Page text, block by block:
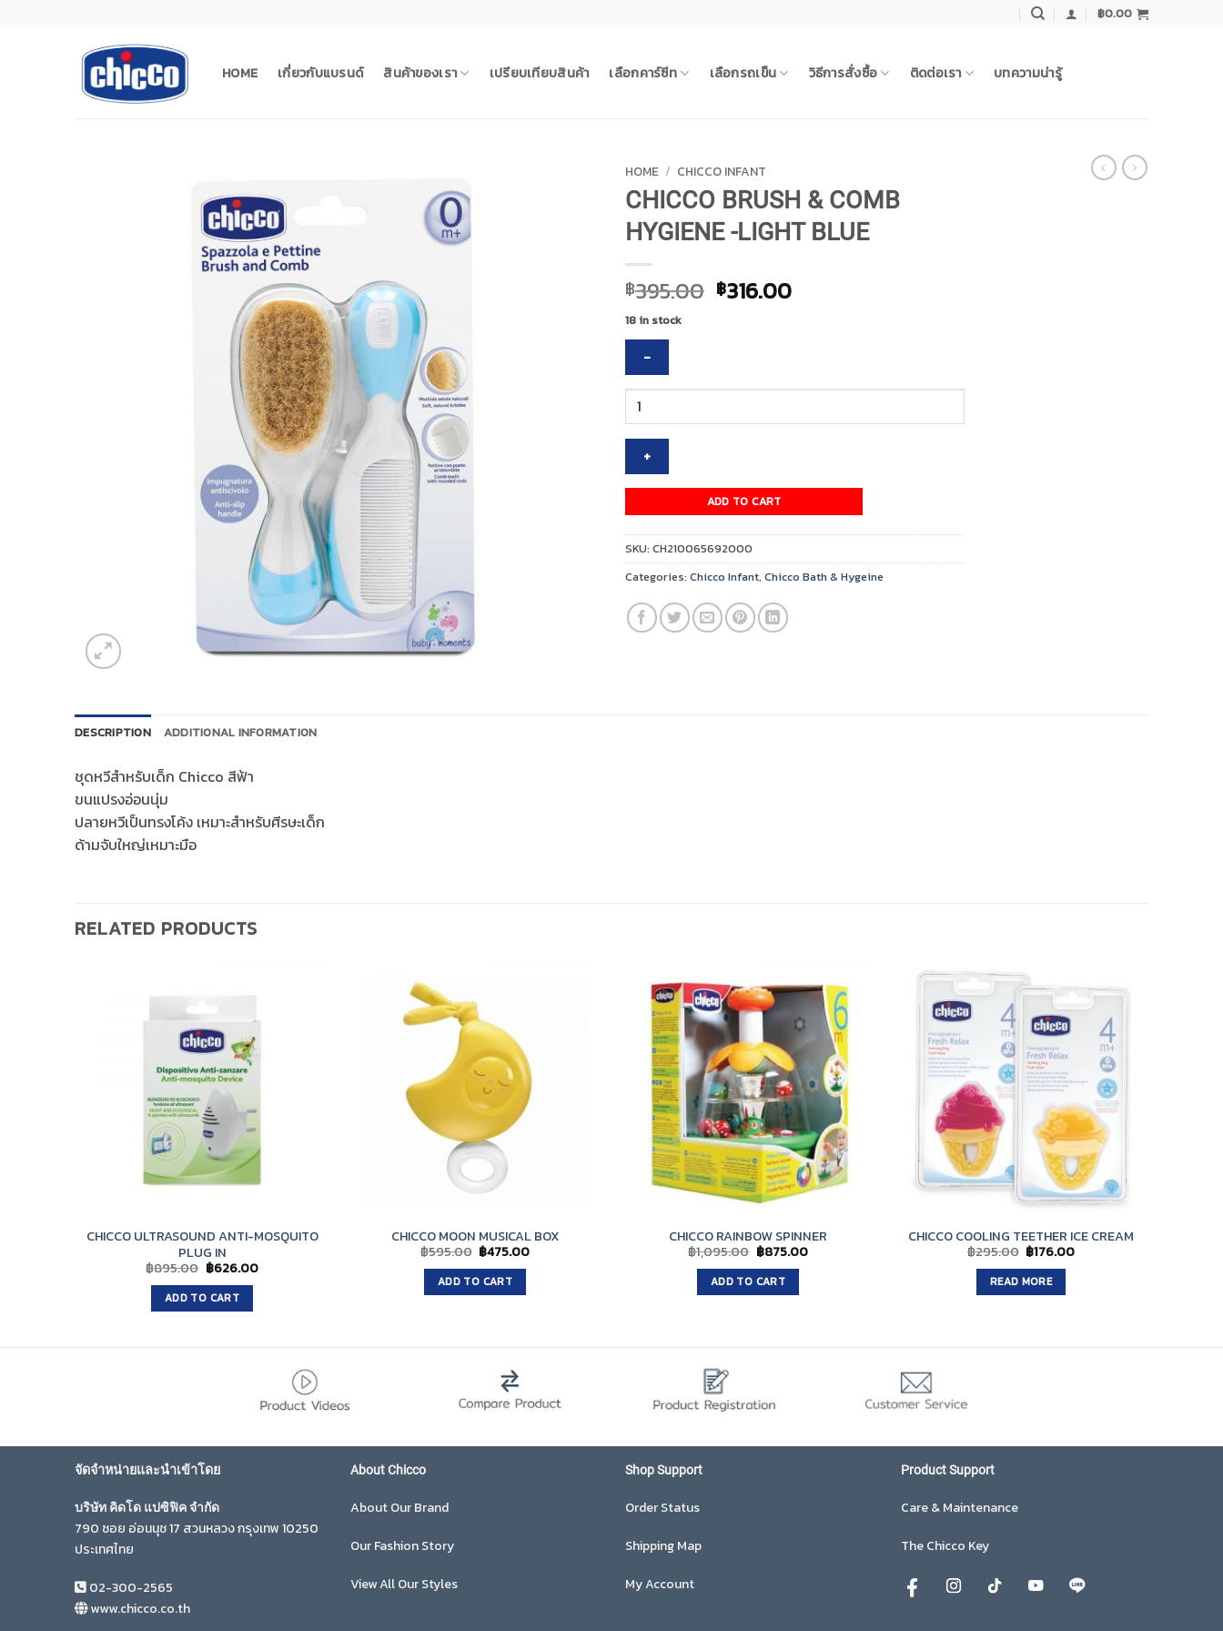
฿0.00
HOME เกี่ยวกับแบรนด์ สินค้าของเรา เปรียบเทียบสินค้า เลือกคาร์ซีท เลือกรถเข็น วิธีการสั่งซื้อ ติดต่อเรา บทความน่ารู้
HOME / CHICCO INFANT
CHICCO BRUSH & COMB
HYGIENE -LIGHT BLUE
฿395.00 Original
฿316.00Current
18 in stock
CHICCO
BRUSH
&
COMB
BLUE
quantity
ADD TO CART
SKU: CH210065692000
Categories: Chicco Infant, Chicco Bath & Hygeine
DESCRIPTION ADDITIONAL INFORMATION
ชุดหวีสำหรับเด็ก Chicco สีฟ้า
ขนแปรงอ่อนนุ่ม
ปลายหวีเป็นทรงโค้ง เหมาะสำหรับศีรษะเด็ก
ด้ามจับใหญ่เหมาะมือ
RELATED PRODUCTS
CHICCO ULTRASOUND ANTI-MOSQUITO
PLUG IN
฿895.00 Original
price
was:
฿895.00.
฿626.00Current
ADD TO CART
CHICCO MOON MUSICAL BOX
฿595.00 Original
price
was:
฿595.00.
฿475.00Current
ADD TO CART
CHICCO RAINBOW SPINNER
฿1,095.00 Original
price
was:
฿1,095.00.
฿875.00Current
ADD TO CART
CHICCO COOLING TEETHER ICE CREAM
฿295.00 Original
price
was:
฿295.00.
฿176.00Current
READ MORE
จัดจำหน่ายและนำเข้าโดย
บริษัท คิดโด แปซิฟิค จำกัด
790 ซอย อ่อนนุช 17 สวนหลวง กรุงเทพ 10250
ประเทศไทย
02-300-2565
www.chicco.co.th
About Chicco
About Our Brand
Our Fashion Story
View All Our Styles
Shop Support
Order Status
Shipping Map
My Account
Product Support
Care & Maintenance
The Chicco Key